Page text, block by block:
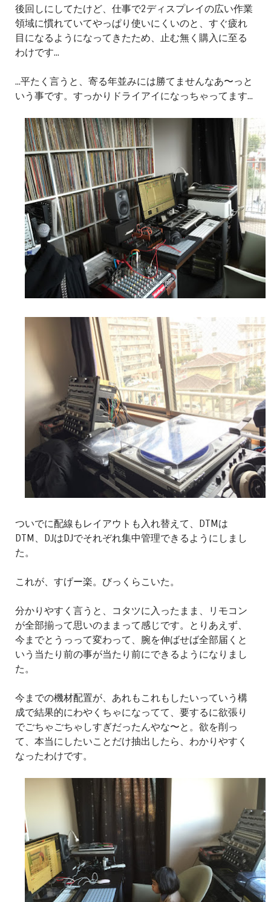
後回しにしてたけど、仕事で2ディスプレイの広い作業
領域に慣れていてやっぱり使いにくいのと、すぐ疲れ
目になるようになってきたため、止む無く購入に至る
わけです...
...平たく言うと、寄る年並みには勝てませんなあ〜っと
いう事です。すっかりドライアイになっちゃってます...
ついでに配線もレイアウトも入れ替えて、DTMは
DTM、DJはDJでそれぞれ集中管理できるようにしまし
た。
これが、すげー楽。びっくらこいた。
分かりやすく言うと、コタツに入ったまま、リモコン
が全部揃って思いのままって感じです。とりあえず、
今までとうっって変わって、腕を伸ばせば全部届くと
いう当たり前の事が当たり前にできるようになりまし
た。
今までの機材配置が、あれもこれもしたいっていう構
成で結果的にわやくちゃになってて、要するに欲張り
でごちゃごちゃしすぎだったんやな〜と。欲を削っ
て、本当にしたいことだけ抽出したら、わかりやすく
なったわけです。